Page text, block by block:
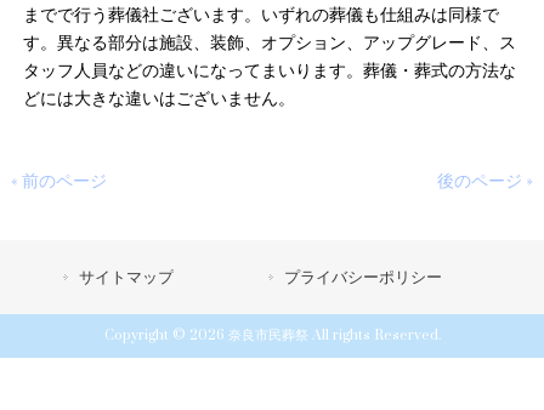
までで行う葬儀社ございます。いずれの葬儀も仕組みは同様で
す。異なる部分は施設、装飾、オプション、アップグレード、ス
タッフ人員などの違いになってまいります。葬儀・葬式の方法な
どには大きな違いはございません。
« 前のページ 後のページ »
サイトマップ プライバシーポリシー
Copyright © 2026 奈良市民葬祭 All rights Reserved.